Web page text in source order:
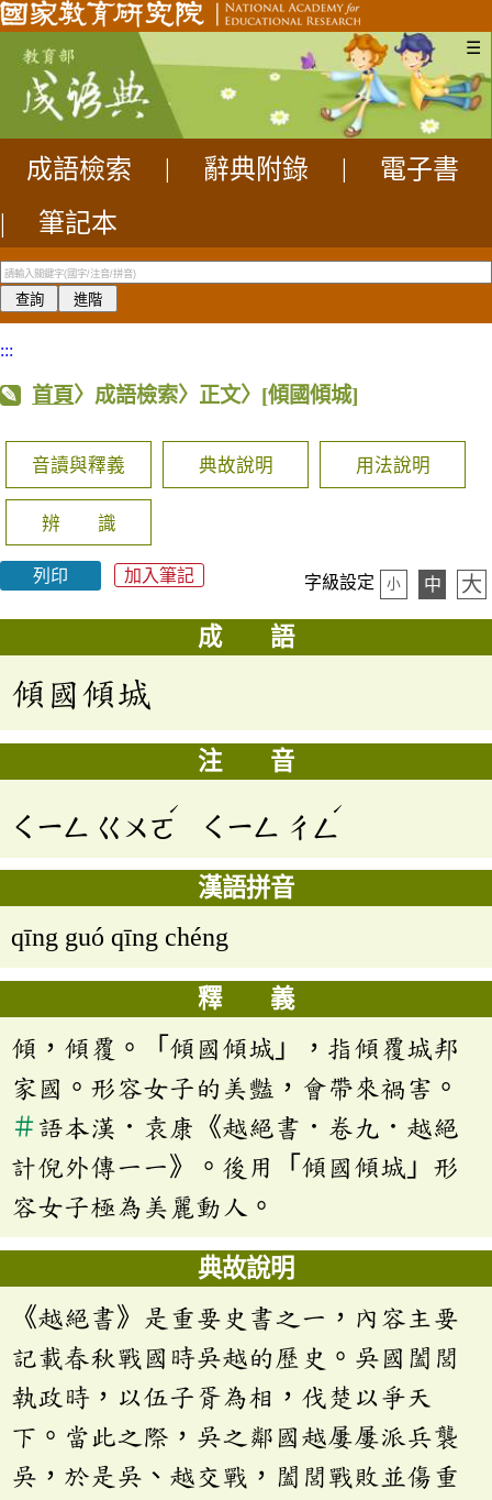
☰
成語檢索 辭典附錄
電子書
|
筆記本
:::
首頁〉成語檢索〉正文〉 [傾國傾城]
音讀與釋義 典故說明 用法說明
辨 識
列印 加入筆記 字級設定 小 中 大
成 語
傾國傾城
注 音
ㄑㄧㄥ ㄍㄨㄛ
ˊ
ㄑㄧㄥ ㄔㄥ
ˊ
漢語拼音
qīng guó qīng chéng
釋 義
傾，傾覆。「傾國傾城」，指傾覆城邦
家國。形容女子的美豔，會帶來禍害。
＃語本漢．袁康《越絕書．卷九．越絕
計倪外傳一一》。後用「傾國傾城」形
容女子極為美麗動人。
典故說明
《越絕書》是重要史書之一，內容主要
記載春秋戰國時吳越的歷史。吳國闔閭
執政時，以伍子胥為相，伐楚以爭天
下。當此之際，吳之鄰國越屢屢派兵襲
吳，於是吳、越交戰，闔閭戰敗並傷重